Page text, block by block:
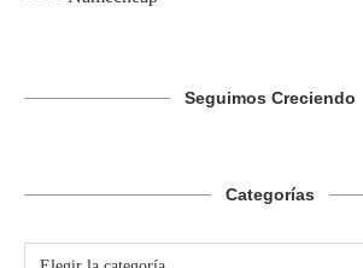
Seguimos Creciendo
Categorías